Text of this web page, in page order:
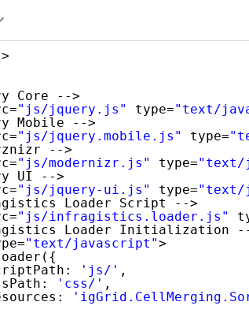
Core -->
"js/jquery.js" type="text/
Mobile -->
"js/jquery.mobile.js" type=
-->
"js/modernizr.js" type="text/
UI -->
"js/jquery-ui.js" type="text/
Loader Script -->
"js/infragistics.loader.js"
Loader Initialization
"text/javascript">
'js/' ,
'css/' ,